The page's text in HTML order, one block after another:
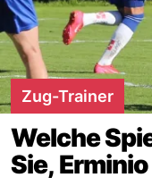
Zug-Trainer
Welche
Sie,